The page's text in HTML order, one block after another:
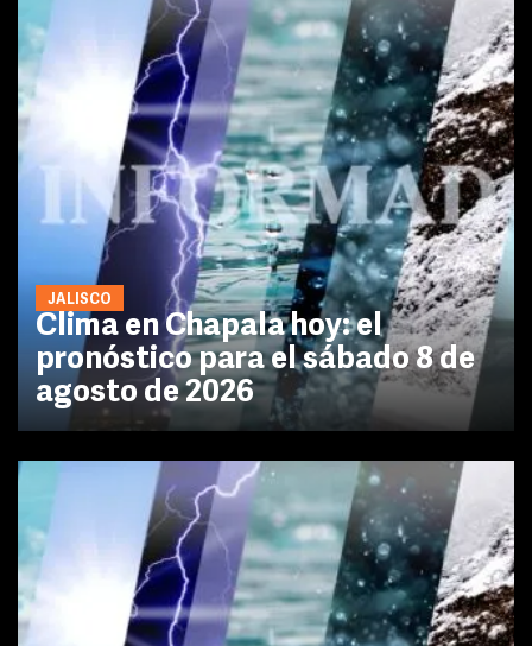
JALISCO
Clima en Chapala hoy: el
pronóstico para el sábado 8 de
agosto de 2026